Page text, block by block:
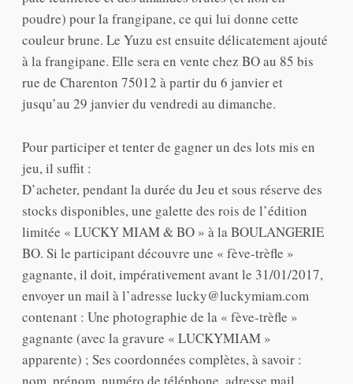
poudre) pour la frangipane, ce qui lui donne cette
couleur brune. Le Yuzu est ensuite délicatement ajouté
à la frangipane. Elle sera en vente chez BO au 85 bis
rue de Charenton 75012 à partir du 6 janvier et
jusqu’au 29 janvier du vendredi au dimanche.
Pour participer et tenter de gagner un des lots mis en
jeu, il suffit :
D’acheter, pendant la durée du Jeu et sous réserve des
stocks disponibles, une galette des rois de l’édition
limitée « LUCKY MIAM & BO » à la BOULANGERIE
BO. Si le participant découvre une « fève-trèfle »
gagnante, il doit, impérativement avant le 31/01/2017,
envoyer un mail à l’adresse lucky@luckymiam.com
contenant : Une photographie de la « fève-trèfle »
gagnante (avec la gravure « LUCKYMIAM »
apparente) ; Ses coordonnées complètes, à savoir :
nom, prénom, numéro de téléphone, adresse mail.